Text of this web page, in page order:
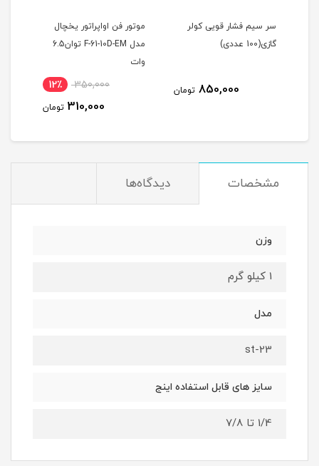
سر سیم فشار قویی کولر
گازی(100 عددی)
850,000 تومان
موتور فن اواپراتور یخچال
مدل F-61-10D-EM توان6.5
وات
350,000 12٪
310,000 تومان
مشخصات دیدگاه‌ها
وزن
1 کیلو گرم
مدل
st-23
سایز های قابل استفاده اینج
1/4 تا 7/8